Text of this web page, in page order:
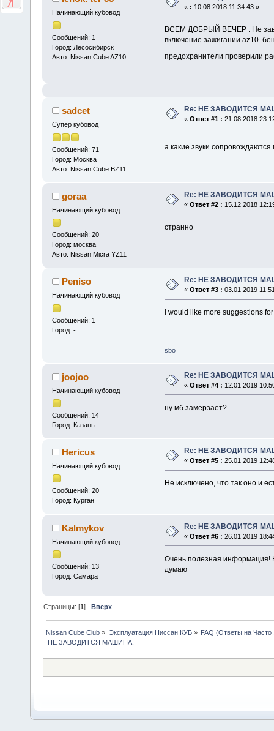
Начинающий кубовод
Сообщений: 1
Город: Лесосибирск
Авто: Nissan Cube AZ10
« : 10.08.2018 11:34:43 »
ВСЕМ ДОБРЫЙ ВЕЧЕР . Не
включение зажигании az10.
предохранители проверили
sadcet
Супер кубовод
Сообщений: 71
Город: Москва
Авто: Nissan Cube BZ11
Re: НЕ ЗАВОДИТСЯ
« Ответ #1 : 21.08.2018
а какие звуки
goraa
Начинающий кубовод
Сообщений: 20
Город: москва
Авто: Nissan Micra YZ11
Re: НЕ ЗАВОДИТСЯ
« Ответ #2 : 15.12.2018
странно
Peniso
Начинающий кубовод
Сообщений: 1
Город: -
Re: НЕ ЗАВОДИТСЯ
« Ответ #3 : 03.01.2019
I would like more suggestions
sbo
joojoo
Начинающий кубовод
Сообщений: 14
Город: Казань
Re: НЕ ЗАВОДИТСЯ
« Ответ #4 : 12.01.2019
ну мб замерзает?
Hericus
Начинающий кубовод
Сообщений: 20
Город: Курган
Re: НЕ ЗАВОДИТСЯ
« Ответ #5 : 25.01.2019
Не исключено, что так оно и
Kalmykov
Начинающий кубовод
Сообщений: 13
Город: Самара
Re: НЕ ЗАВОДИТСЯ
« Ответ #6 : 26.01.2019
Очень полезная информация!
думаю
Страницы: [1]Вверх
Nissan Cube Club » Эксплуатация Ниссан КУБ» FAQ (Ответы на
НЕ ЗАВОДИТСЯ МАШИНА.